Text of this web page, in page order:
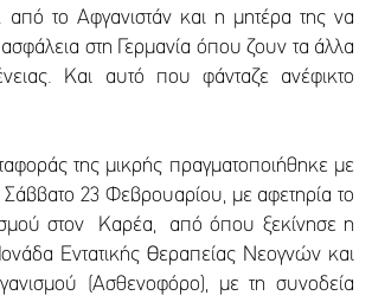
το Αφγανιστάν και η μητέρα της να
στη Γερμανία όπου ζουν τα άλλα
Και αυτό που φάνταζε ανέφικτο
της μικρής πραγματοποιήθηκε με
Σάββατο 23 Φεβρουαρίου, με αφετηρία το
στον Καρέα, από όπου ξεκίνησε η
Εντατικής Θεραπείας Νεογνών και
(Ασθενοφόρο), με τη συνοδεία